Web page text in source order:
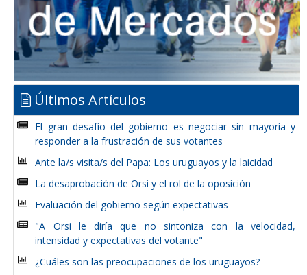
Últimos Artículos
El gran desafío del gobierno es negociar sin mayoría y
responder a la frustración de sus votantes
Ante la/s visita/s del Papa: Los uruguayos y la laicidad
La desaprobación de Orsi y el rol de la oposición
Evaluación del gobierno según expectativas
"A Orsi le diría que no sintoniza con la velocidad,
intensidad y expectativas del votante"
¿Cuáles son las preocupaciones de los uruguayos?